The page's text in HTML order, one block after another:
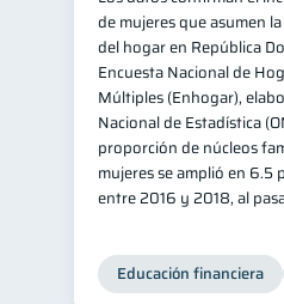
Retiro 1 Doble
Gasto responsable 1
información
de mujeres que asumen
del hogar en República
Encuesta Nacional de
Múltiples (Enhogar),
Nacional de Estadística
proporción de núcleos
mujeres se amplió en
entre 2016 y 2018, al
Educación financiera